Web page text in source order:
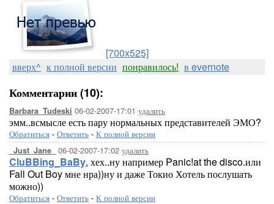
[700x525]
вверх^ к полной версии понравилось! в evernote
Комментарии (10):
Barbara_Tudeski 06-02-2007-17:01 удалить
эмм..всмысле есть пару нормальных представителей ЭМО?
Обратиться - Ответить - К полной версии
_Just_Jane_ 06-02-2007-17:02 удалить
CluBBing_BaBy, хех..ну например Panic!at the disco.или
Fall Out Boy мне нра))ну и даже Токио Хотель послушать
можно))
Обратиться - Ответить - К полной версии